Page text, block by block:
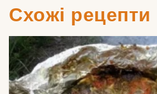
Схожі рецепти